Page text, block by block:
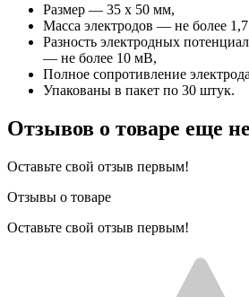
Размер — 35 х 50 мм,
Масса электродов — не более 1,7
Разность электродных
— не более 10 мВ,
Полное сопротивление
Упакованы в пакет по 30 штук.
Отзывов о товаре еще
Оставьте свой отзыв первым!
Отзывы о товаре
Оставьте свой отзыв первым!